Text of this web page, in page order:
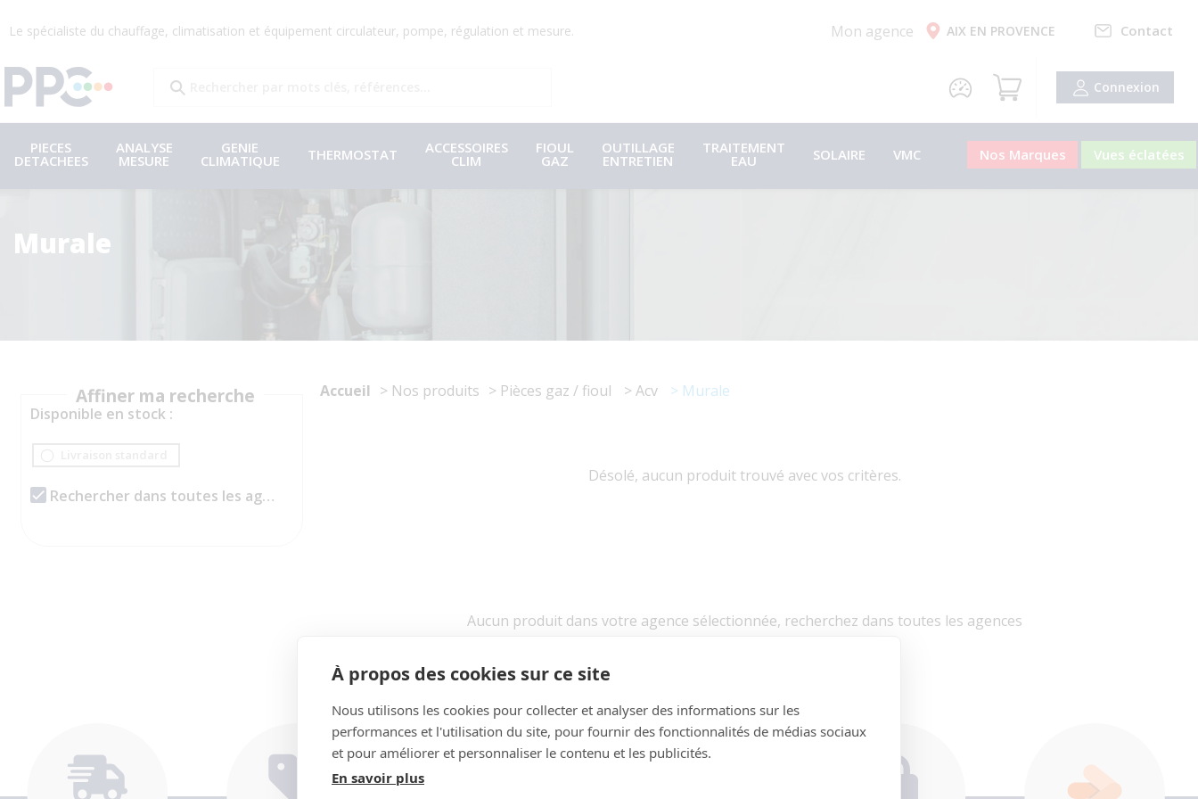
Le spécialiste du chauffage, climatisation et équipement circulateur, pompe, régulation et mesure. Mon agence AIX EN PROVENCE Contact
Connexion
PIECES
DETACHEES
ANALYSE
MESURE
GENIE
CLIMATIQUE THERMOSTAT ACCESSOIRES
CLIM
FIOUL
GAZ
OUTILLAGE
ENTRETIEN
TRAITEMENT
EAU SOLAIRE VMC Nos Marques Vues éclatées
Murale
Affiner ma recherche
Disponible en stock :
Rechercher dans toutes les agences
Accueil Nos produits Pièces gaz / fioul Acv Murale
Désolé, aucun produit trouvé avec vos critères.
Aucun produit dans votre agence sélectionnée, recherchez dans toutes les agences
À propos des cookies sur ce site
Nous utilisons les cookies pour collecter et analyser des informations sur les
performances et l'utilisation du site, pour fournir des fonctionnalités de médias sociaux
et pour améliorer et personnaliser le contenu et les publicités.
En savoir plus